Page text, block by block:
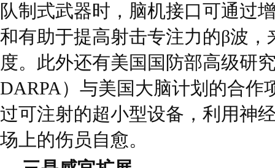
队制式武器时，脑机接口可通过
和有助于提高射击专注力的β波，
度。此外还有美国国防部高级研
DARPA）与美国大脑计划的合作
过可注射的超小型设备，利用神
场上的伤员自愈。